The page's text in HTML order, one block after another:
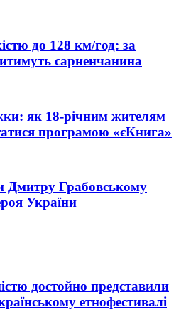
до 128 км/год: за
сарненчанина
як 18-річним жителям
програмою «єКнига»
Грабовському
України
достойно представили
етнофестивалі